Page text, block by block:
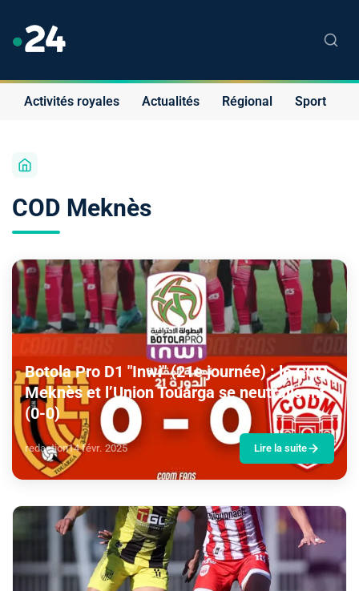
Activités royales Actualités Régional Sport
COD Meknès
Botola Pro D1 "Inwi" (21e journée) : le COD
Meknès et l’Union Touarga se neutralisent
(0-0)
redaction14 févr. 2025 Lire la suite